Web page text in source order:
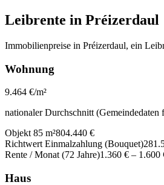
Leibrente in Préizerdaul
Immobilienpreise in Préizerdaul, ein
Wohnung
9.464 €/m²
nationaler Durchschnitt
Objekt 85 m²804.440 €
Richtwert Einmalzahlung (Bouquet)
Rente / Monat (72 Jahre)1.360 € – 1.600
Haus